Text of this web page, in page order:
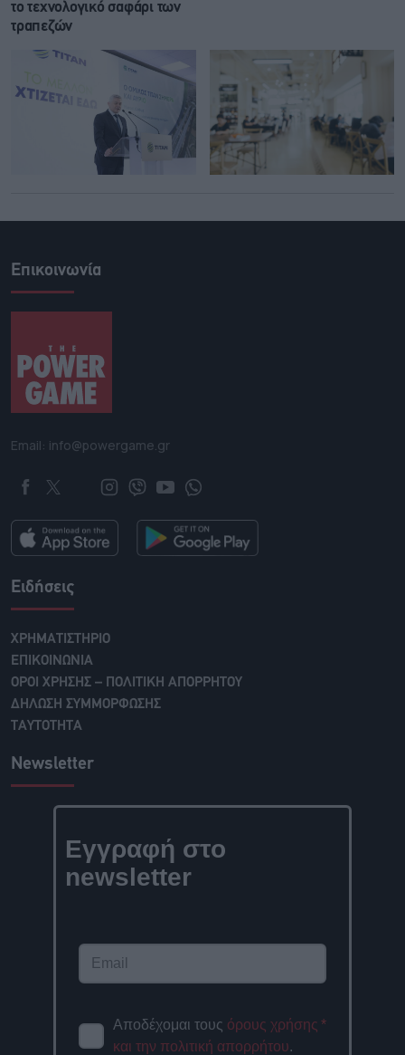
το τεχνολογικό σαφάρι των
τραπεζών
Επικοινωνία
Email: info@powergame.gr
Ειδήσεις
ΧΡΗΜΑΤΙΣΤΗΡΙΟ
ΕΠΙΚΟΙΝΩΝΙΑ
ΟΡΟΙ ΧΡΗΣΗΣ – ΠΟΛΙΤΙΚΗ ΑΠΟΡΡΗΤΟΥ
ΔΗΛΩΣΗ ΣΥΜΜΟΡΦΩΣΗΣ
ΤΑΥΤΟΤΗΤΑ
Newsletter
Εγγραφή στο
newsletter
Αποδέχομαι τους όρους χρήσης
και την πολιτική απορρήτου.
*